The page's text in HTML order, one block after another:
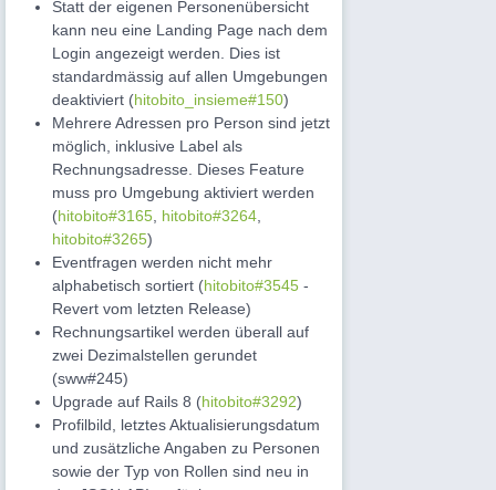
Statt der eigenen Personenübersicht
kann neu eine Landing Page nach dem
Login angezeigt werden. Dies ist
standardmässig auf allen Umgebungen
deaktiviert (hitobito_insieme#150)
Mehrere Adressen pro Person sind jetzt
möglich, inklusive Label als
Rechnungsadresse. Dieses Feature
muss pro Umgebung aktiviert werden
(hitobito#3165 hitobito#3264
hitobito#3265)
Eventfragen werden nicht mehr
alphabetisch sortiert (hitobito#3545 -
Revert vom letzten Release)
Rechnungsartikel werden überall auf
zwei Dezimalstellen gerundet
(sww#245)
Upgrade auf Rails 8 (hitobito#3292)
Profilbild, letztes Aktualisierungsdatum
und zusätzliche Angaben zu Personen
sowie der Typ von Rollen sind neu in